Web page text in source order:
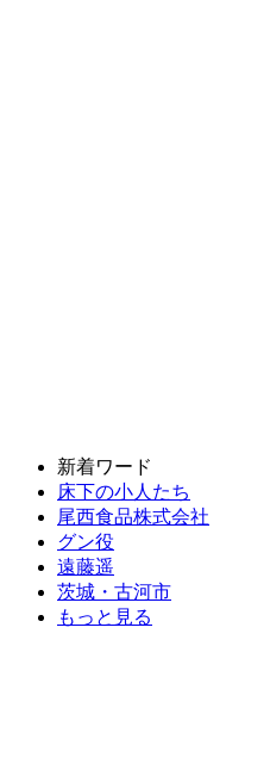
新着ワード
床下の小人たち
尾西食品株式会社
グン役
遠藤遥
茨城・古河市
もっと見る